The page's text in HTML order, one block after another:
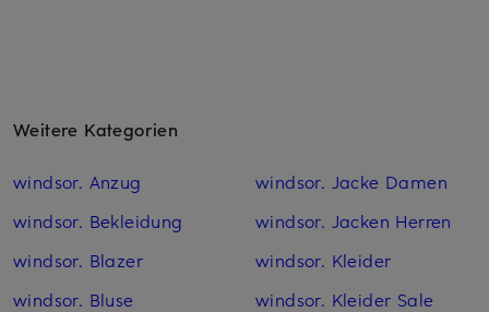
Weitere Kategorien
windsor. Anzug
windsor. Bekleidung
windsor. Blazer
windsor. Bluse
windsor. Jacke Damen
windsor. Jacken Herren
windsor. Kleider
windsor. Kleider Sale